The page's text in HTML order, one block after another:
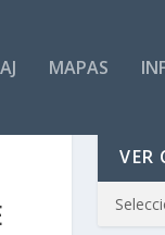
MAPAS
VER